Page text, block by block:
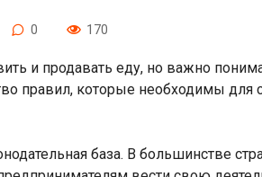
0 170
и продавать еду, но важно
правил, которые необходимы для
база. В большинстве